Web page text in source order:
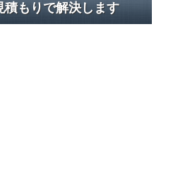
積もりで解決します